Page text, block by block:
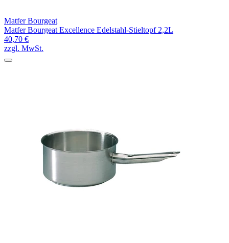
Matfer Bourgeat
Matfer Bourgeat Excellence Edelstahl-Stieltopf 2,2L
40,70 €
zzgl. MwSt.